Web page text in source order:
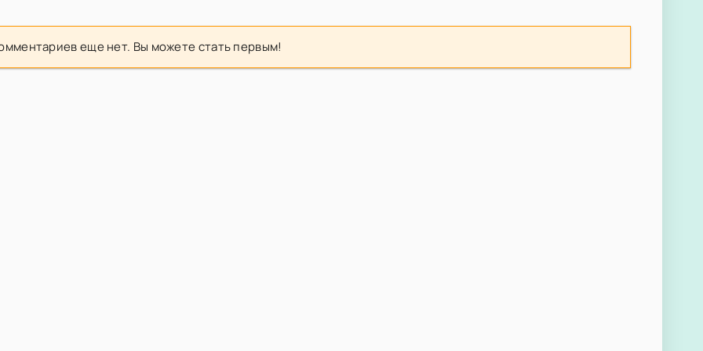
еще нет. Вы можете стать первым!